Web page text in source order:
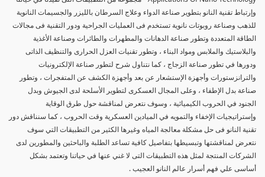
وإرتباط تقنية النانو بتطوير صناعة الدواء وعلاج السرطان بالليزر والجسيمات النانوية
للذهب وصناعة روبوتات نانوية تستخدم فى العمليات الجراحية ودور التقنية فى مجالات
الطاقة المتعددة وتطور صناعة الدهانات والمطهرات والطائرات وصناعة الأغذية
والبلاستيك والملابس ومواد البناء ، وتطور تقنيات العزل الحرارى والتنظيف الذاتى
ودورها في تطور صناعة الزجاج ، كما نتناول شرح لتطور صناعة الإلكترونيات
والترانزستورات وأجهزة الإستشعار عن بعد وأجهزة الكشف عن المتفجرات ، وتطور
صناعة بدل الإطفاء ، وعلى المجال العسكرى لتطوير الأسلحة لدى الجيوش وبدل
الجنود في الحروب الكيميائية ، وسوف نتعرض لمناقشة حول طرق الوقاية
وإستراتيجيات الإخفاء والتمويه في الميادين العسكرية وقت الحروب ، كما سنناقش دور
تقنية النانو فى حل مشكلة معالجة المياه وغيرها الكثير من التطبيقات التي سوف
نتعرض لمناقشتها وتبسيطها بتفاصيل كافية تساعد الطلبة والباحثين والمطورين لدى
الشركات المنتجة لمثل هذه التطبيقات التى لا غني عنها في حياتنا وتعتمد بشكل
أساسى علي فهم أسرار عالم النانو العجيب .